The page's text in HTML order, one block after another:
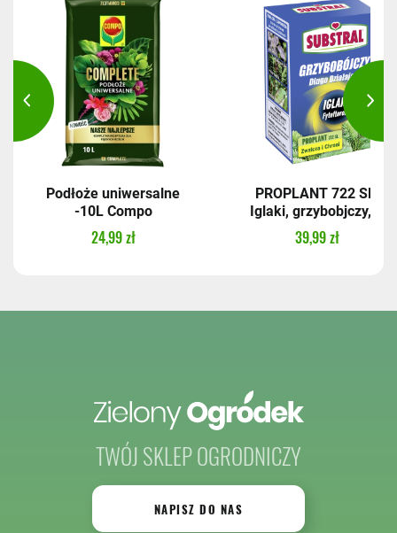
Podłoże uniwersalne
-10L Compo
24,99 zł
PROPLANT 722 SL,
Iglaki, grzybobjczy,...
39,99 zł
TWÓJ SKLEP OGRODNICZY
NAPISZ DO NAS